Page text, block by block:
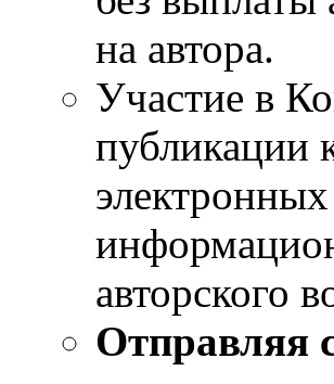
на автора.
Участие в
публикации
авторского
Отправляя